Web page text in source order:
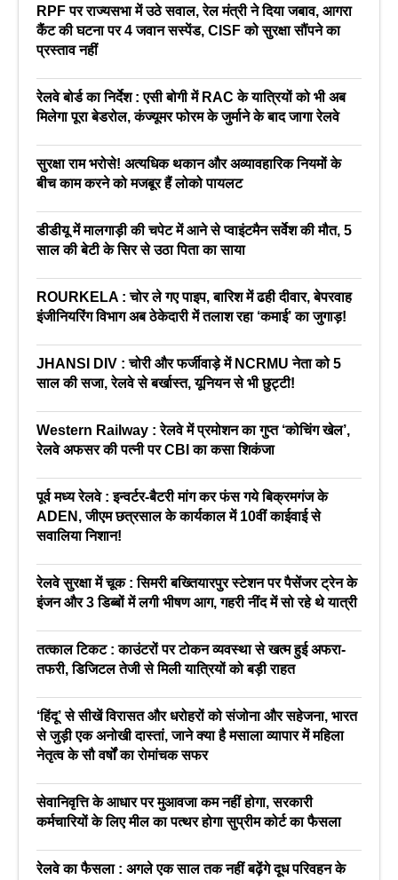
RPF पर राज्यसभा में उठे सवाल, रेल मंत्री ने दिया जबाव, आगरा
कैंट की घटना पर 4 जवान सस्पेंड, CISF को सुरक्षा सौंपने का
प्रस्ताव नहीं
रेलवे बोर्ड का निर्देश : एसी बोगी में RAC के यात्रियों को भी अब
मिलेगा पूरा बेडरोल, कंज्यूमर फोरम के जुर्माने के बाद जागा रेलवे
सुरक्षा राम भरोसे! अत्यधिक थकान और अव्यावहारिक नियमों के
बीच काम करने को मजबूर हैं लोको पायलट
डीडीयू में मालगाड़ी की चपेट में आने से प्वाइंटमैन सर्वेश की मौत, 5
साल की बेटी के सिर से उठा पिता का साया
ROURKELA : चोर ले गए पाइप, बारिश में ढही दीवार, बेपरवाह
इंजीनियरिंग विभाग अब ठेकेदारी में तलाश रहा ‘कमाई’ का जुगाड़!
JHANSI DIV : चोरी और फर्जीवाड़े में NCRMU नेता को 5
साल की सजा, रेलवे से बर्खास्त, यूनियन से भी छुट्टी!
Western Railway : रेलवे में प्रमोशन का गुप्त ‘कोचिंग खेल’,
रेलवे अफसर की पत्नी पर CBI का कसा शिकंजा
पूर्व मध्य रेलवे : इन्वर्टर-बैटरी मांग कर फंस गये बिक्रमगंज के
ADEN, जीएम छत्रसाल के कार्यकाल में 10वीं काईवाई से
सवालिया निशान!
रेलवे सुरक्षा में चूक : सिमरी बख्तियारपुर स्टेशन पर पैसेंजर ट्रेन के
इंजन और 3 डिब्बों में लगी भीषण आग, गहरी नींद में सो रहे थे यात्री
तत्काल टिकट : काउंटरों पर टोकन व्यवस्था से खत्म हुई अफरा-
तफरी, डिजिटल तेजी से मिली यात्रियों को बड़ी राहत
‘हिंदू’ से सीखें विरासत और धरोहरों को संजोना और सहेजना, भारत
से जुड़ी एक अनोखी दास्तां, जाने क्या है मसाला व्यापार में महिला
नेतृत्व के सौ वर्षों का रोमांचक सफर
सेवानिवृत्ति के आधार पर मुआवजा कम नहीं होगा, सरकारी
कर्मचारियों के लिए मील का पत्थर होगा सुप्रीम कोर्ट का फैसला
रेलवे का फैसला : अगले एक साल तक नहीं बढ़ेंगे दूध परिवहन के